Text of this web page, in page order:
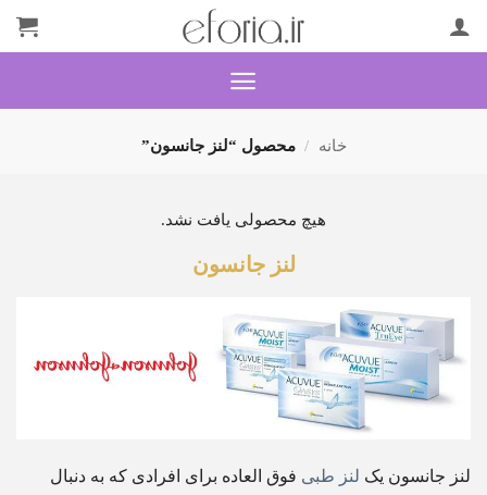
خانه / محصول “لنز جانسون”
هیچ محصولی یافت نشد.
لنز جانسون
لنز جانسون یک لنز طبی فوق العاده برای افرادی که به دنبال